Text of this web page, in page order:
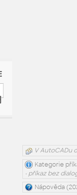
V AutoCADu
Kategorie
• příkaz bez
Nápověda